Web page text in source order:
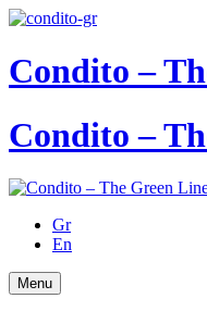
Condito –
Condito –
Gr
En
Menu